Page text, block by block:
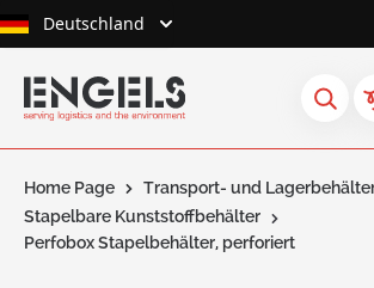
Skip to Content
Deutschland
Home Page
Transport- und
Stapelbare Kunststoffbehälter
Perfobox Stapelbehälter, perforiert